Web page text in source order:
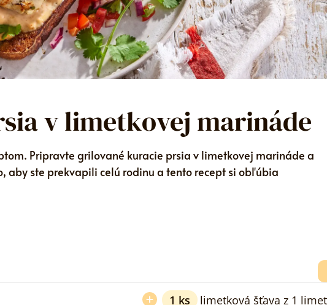
v limetkovej marináde
Pripravte grilované kuracie prsia v limetkovej marináde a
aby ste prekvapili celú rodinu a tento recept si obľúbia
1 ks limetková šťava z 1